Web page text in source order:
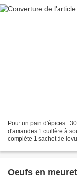
Pour un pain d'épices :
d'amandes 1 cuillère à
complète 1 sachet de
Oeufs en